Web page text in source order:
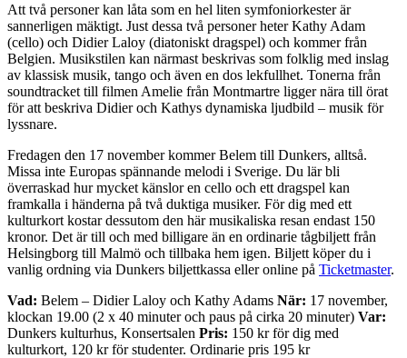
Att två personer kan låta som en hel liten symfoniorkester är
sannerligen mäktigt. Just dessa två personer heter Kathy Adam
(cello) och Didier Laloy (diatoniskt dragspel) och kommer från
Belgien. Musikstilen kan närmast beskrivas som folklig med inslag
av klassisk musik, tango och även en dos lekfullhet. Tonerna från
soundtracket till filmen Amelie från Montmartre ligger nära till örat
för att beskriva Didier och Kathys dynamiska ljudbild – musik för
lyssnare.
Fredagen den 17 november kommer Belem till Dunkers, alltså.
Missa inte Europas spännande melodi i Sverige. Du lär bli
överraskad hur mycket känslor en cello och ett dragspel kan
framkalla i händerna på två duktiga musiker. För dig med ett
kulturkort kostar dessutom den här musikaliska resan endast 150
kronor. Det är till och med billigare än en ordinarie tågbiljett från
Helsingborg till Malmö och tillbaka hem igen. Biljett köper du i
vanlig ordning via Dunkers biljettkassa eller online på Ticketmaster.
Vad: Belem – Didier Laloy och Kathy Adams När: 17 november,
klockan 19.00 (2 x 40 minuter och paus på cirka 20 minuter) Var:
Dunkers kulturhus, Konsertsalen Pris: 150 kr för dig med
kulturkort, 120 kr för studenter. Ordinarie pris 195 kr